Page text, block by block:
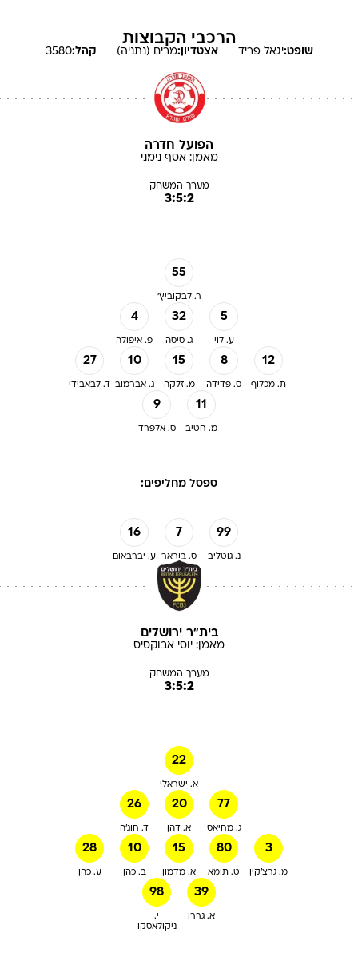
הרכבי הקבוצות
שופט:יגאל פריד אצטדיון:מרים (נתניה) קהל:3580
הפועל חדרה
מאמן:אסף נימני
מערך המשחק
3:5:2
55
ר. לבקוביץ'
4
פ. איפולה
32
ג. סיסה
5
ע. לוי
27
ד. לבאבידי
10
ג. אברמוב
15
מ. זלקה
8
ס. פדידה
12
ת. מכלוף
9
ס. אלפרד
11
מ. חטיב
ספסל מחליפים:
16
ע. יברבאום
7
ס. בוראר
99
נ. גוטליב
בית"ר ירושלים
מאמן: יוסי אבוקסיס
מערך המשחק
3:5:2
22
א. ישראלי
26
ד. חוג'ה
20
א. דהן
77
ג. מחיאס
28
ע. כהן
10
ב. כהן
15
א. מדמון
80
ט. תומא
3
מ. גרצ'קין
98
י.
ניקולאסקו
39
א. גררו